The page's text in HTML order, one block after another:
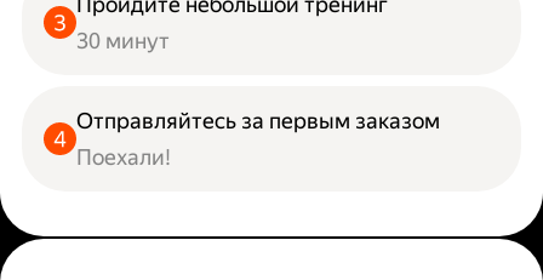
30 минут
Отправляйтесь за первым заказом
Поехали!